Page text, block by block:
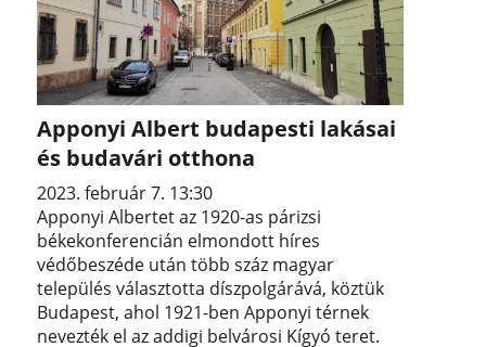
Apponyi Albert budapesti lakásai
és budavári otthona
2023. február 7. 13:30
Apponyi Albertet az 1920-as párizsi
békekonferencián elmondott híres
védőbeszéde után több száz magyar
település választotta díszpolgárává, köztük
Budapest, ahol 1921-ben Apponyi térnek
nevezték el az addigi belvárosi Kígyó teret.